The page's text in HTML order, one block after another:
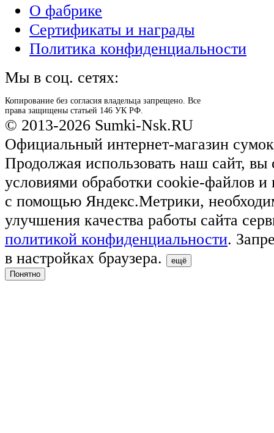
О фабрике
Сертификаты и награды
Политика конфиденциальности
Мы в соц. сетях:
Копирование без согласия владельца запрещено. Все
права защищены статьей 146 УК РФ.
© 2013-2026 Sumki-Nsk.RU
Официальный интернет-магазин
Продолжая использовать наш сайт, вы
условиями обработки cookie-файлов и
с помощью Яндекс.Метрики,
улучшения качества работы сайта
политикой конфиденциальности.
в настройках браузера.
ещё
Понятно